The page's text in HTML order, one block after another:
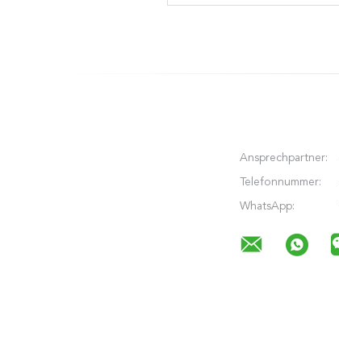
Ansprechpartner:
Telefonnummer:
WhatsApp: